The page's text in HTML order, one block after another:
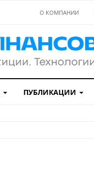
О КОМПАНИИ
ПУБЛИКАЦИИ